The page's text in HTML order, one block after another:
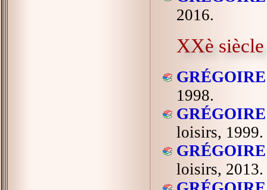
2016.
XXè siècle
1998.
loisirs, 1999.
loisirs, 2013.